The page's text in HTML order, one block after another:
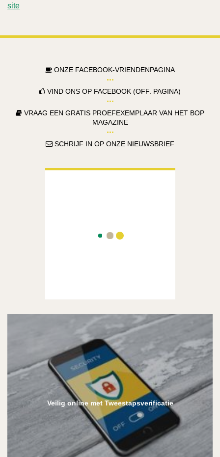
site
ONZE FACEBOOK-VRIENDENPAGINA
VIND ONS OP FACEBOOK (OFF. PAGINA)
VRAAG EEN GRATIS PROEFEXEMPLAAR VAN HET BOP
MAGAZINE
SCHRIJF IN OP ONZE NIEUWSBRIEF
Veilig online met Tweestapsverificatie